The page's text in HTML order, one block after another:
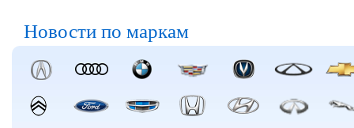
Новости по маркам